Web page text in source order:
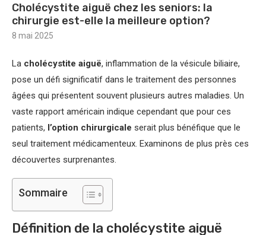
Cholécystite aiguë chez les seniors: la
chirurgie est-elle la meilleure option?
8 mai 2025
La cholécystite aiguë, inflammation de la vésicule biliaire,
pose un défi significatif dans le traitement des personnes
âgées qui présentent souvent plusieurs autres maladies. Un
vaste rapport américain indique cependant que pour ces
patients, l’option chirurgicale serait plus bénéfique que le
seul traitement médicamenteux. Examinons de plus près ces
découvertes surprenantes.
Sommaire
Définition de la cholécystite aiguë